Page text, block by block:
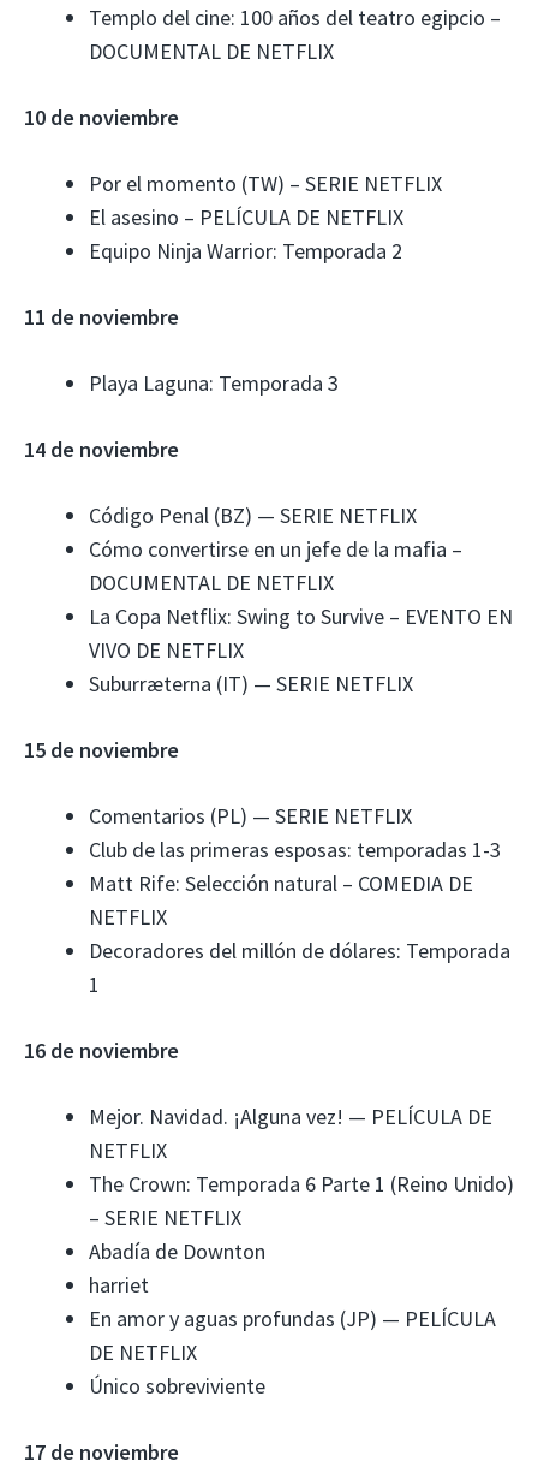
Templo del cine: 100 años del teatro egipcio –
DOCUMENTAL DE NETFLIX
10 de noviembre
Por el momento (TW) – SERIE NETFLIX
El asesino – PELÍCULA DE NETFLIX
Equipo Ninja Warrior: Temporada 2
11 de noviembre
Playa Laguna: Temporada 3
14 de noviembre
Código Penal (BZ) — SERIE NETFLIX
Cómo convertirse en un jefe de la mafia –
DOCUMENTAL DE NETFLIX
La Copa Netflix: Swing to Survive – EVENTO EN
VIVO DE NETFLIX
Suburræterna (IT) — SERIE NETFLIX
15 de noviembre
Comentarios (PL) — SERIE NETFLIX
Club de las primeras esposas: temporadas 1-3
Matt Rife: Selección natural – COMEDIA DE
NETFLIX
Decoradores del millón de dólares: Temporada
1
16 de noviembre
Mejor. Navidad. ¡Alguna vez! — PELÍCULA DE
NETFLIX
The Crown: Temporada 6 Parte 1 (Reino Unido)
– SERIE NETFLIX
Abadía de Downton
harriet
En amor y aguas profundas (JP) — PELÍCULA
DE NETFLIX
Único sobreviviente
17 de noviembre